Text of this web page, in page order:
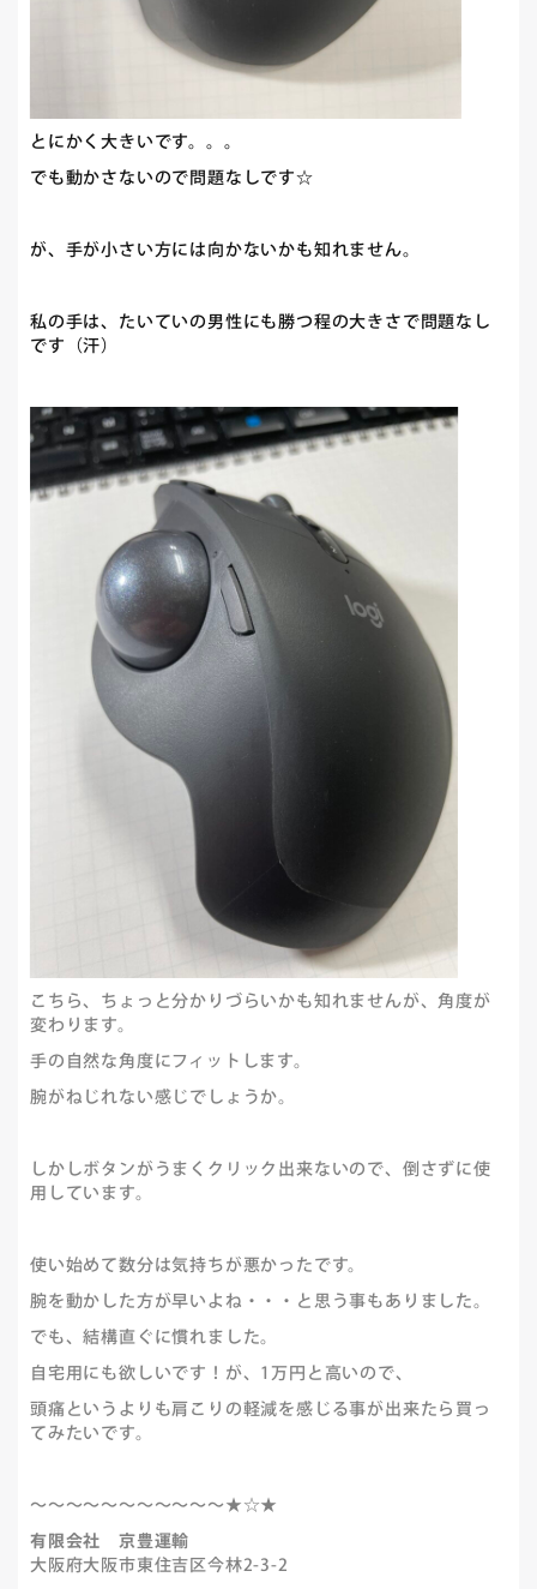
とにかく大きいです。。。
でも動かさないので問題なしです☆
が、手が小さい方には向かないかも知れません。
私の手は、たいていの男性にも勝つ程の大きさで問題なし
です（汗）
こちら、ちょっと分かりづらいかも知れませんが、角度が
変わります。
手の自然な角度にフィットします。
腕がねじれない感じでしょうか。
しかしボタンがうまくクリック出来ないので、倒さずに使
用しています。
使い始めて数分は気持ちが悪かったです。
腕を動かした方が早いよね・・・と思う事もありました。
でも、結構直ぐに慣れました。
自宅用にも欲しいです！が、1万円と高いので、
頭痛というよりも肩こりの軽減を感じる事が出来たら買っ
てみたいです。
～～～～～～～～～～～★☆★
有限会社 京豊運輸
大阪府大阪市東住吉区今林2-3-2